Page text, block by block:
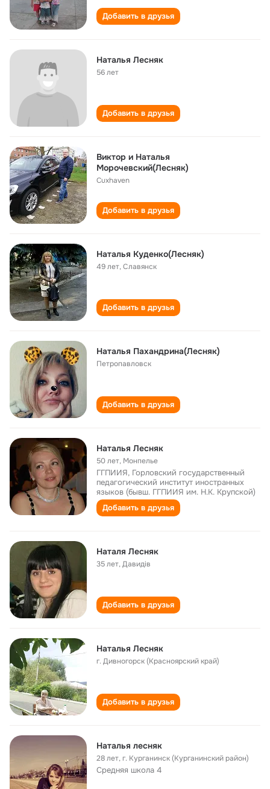
Добавить в друзья
Наталья Лесняк
56 лет
Добавить в друзья
Виктор и Наталья
Морочевский(Лесняк)
Cuxhaven
Добавить в друзья
Наталья Куденко(Лесняк)
49 лет,Славянск
Добавить в друзья
Наталья Пахандрина(Лесняк)
Петропавловск
Добавить в друзья
Наталья Лесняк
50 лет, Монпелье
ГГПИИЯ, Горловский государственный
педагогический институт иностранных
языков (бывш. ГГПИИЯ им. Н.К. Крупской)
Добавить в друзья
Наталя Лесняк
35 лет,Давидів
Добавить в друзья
Наталья Лесняк
г. Дивногорск (Красноярский край)
Добавить в друзья
Наталья лесняк
28 лет,г. Курганинск (Курганинский район)
Средняя школа 4